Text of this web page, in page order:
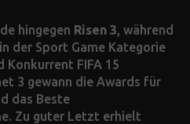
hingegen Risen 3 , während
in der Sport Game Kategorie
Konkurrent FIFA 15
3 gewann die Awards für
das Beste
Zu guter Letzt erhielt